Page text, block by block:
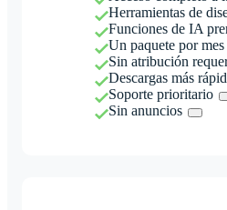
Herramientas de
Funciones de IA
Un paquete por mes
Sin atribución
Descargas más
Soporte prioritario
Sin anuncios